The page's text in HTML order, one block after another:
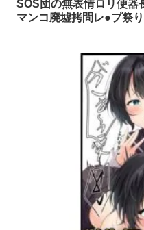
SOS団の無表情ロリ便器
マンコ廃墟拷問レ●プ祭